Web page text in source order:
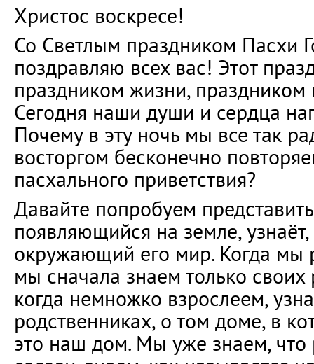
Христос воскресе!
Со Светлым праздником Пасхи
поздравляю всех вас! Этот
праздником жизни,
Сегодня наши души и сердца
Почему в эту ночь мы все так
восторгом бесконечно
пасхального приветствия?
Давайте попробуем
появляющийся на земле, узнаёт,
окружающий его мир. Когда мы
мы сначала знаем только своих
когда немножко взрослеем,
родственниках, о том доме, в
это наш дом. Мы уже знаем, что